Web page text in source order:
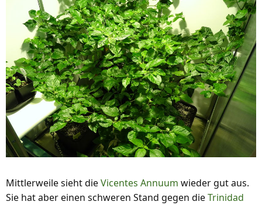
Mittlerweile sieht dieVicentes Annuum wieder gut aus.
Sie hat aber einen schweren Stand gegen dieTrinidad